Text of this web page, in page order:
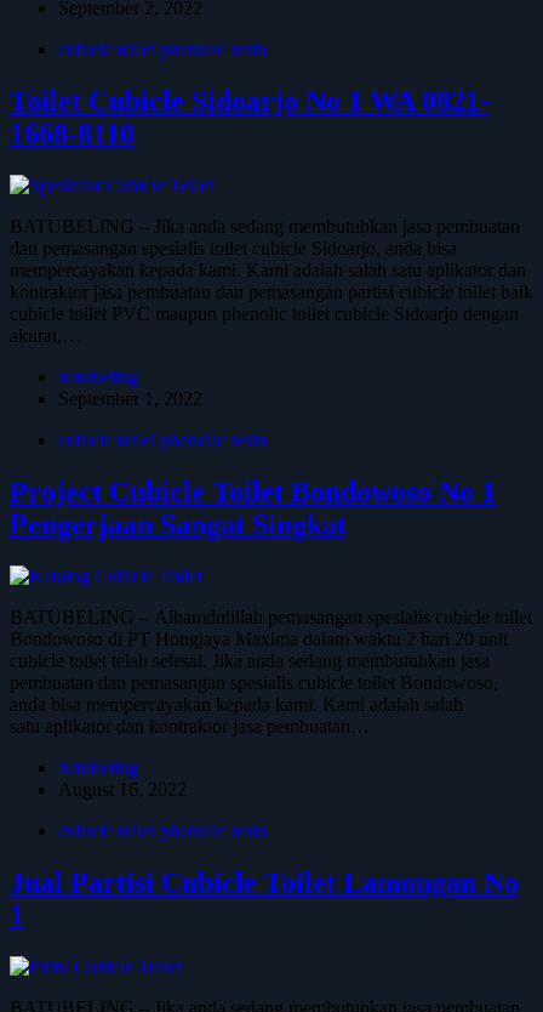
September 2, 2022
cubicle toilet phenolic resin
Toilet Cubicle Sidoarjo No 1 WA 0821-
1668-8110
BATUBELING – Jika anda sedang membutuhkan jasa pembuatan
dan pemasangan spesialis toilet cubicle Sidoarjo, anda bisa
mempercayakan kepada kami. Kami adalah salah satu aplikator dan
kontraktor jasa pembuatan dan pemasangan partisi cubicle toilet baik
cubicle toilet PVC maupun phenolic toilet cubicle Sidoarjo dengan
akurat,…
batubeling
September 1, 2022
cubicle toilet phenolic resin
Project Cubicle Toilet Bondowoso No 1
Pengerjaan Sangat Singkat
BATUBELING – Alhamdulillah pemasangan spesialis cubicle toilet
Bondowoso di PT Hongjaya Maxima dalam waktu 2 hari 20 unit
cubicle toilet telah selesai. Jika anda sedang membutuhkan jasa
pembuatan dan pemasangan spesialis cubicle toilet Bondowoso,
anda bisa mempercayakan kepada kami. Kami adalah salah
satu aplikator dan kontraktor jasa pembuatan…
batubeling
August 16, 2022
cubicle toilet phenolic resin
Jual Partisi Cubicle Toilet Lamongan No
1
BATUBELING – Jika anda sedang membutuhkan jasa pembuatan